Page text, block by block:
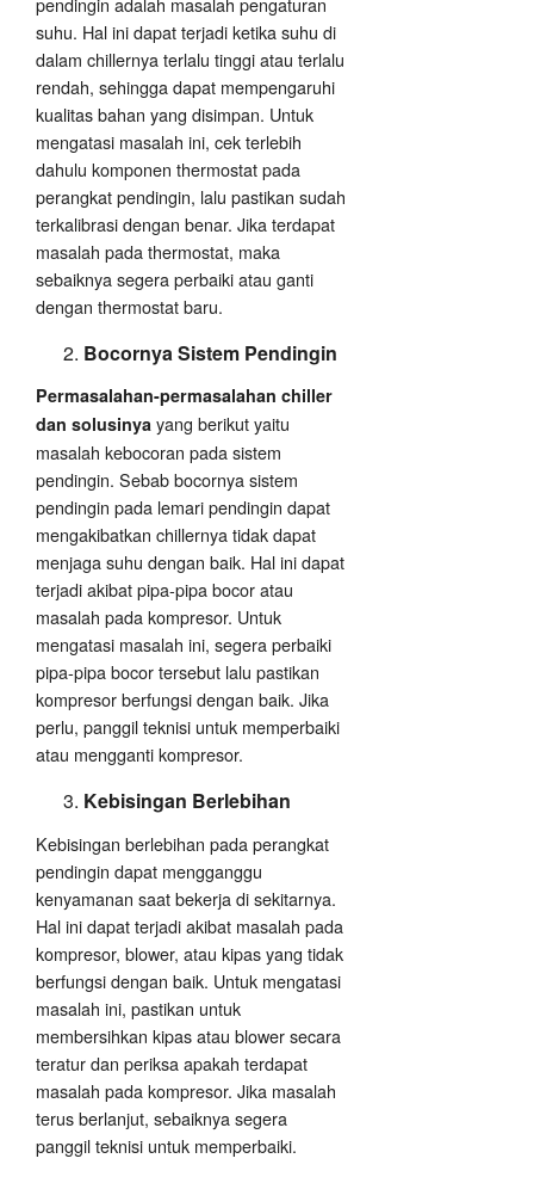
suhu. Hal ini dapat terjadi ketika suhu di
dalam chillernya terlalu tinggi atau terlalu
rendah, sehingga dapat mempengaruhi
kualitas bahan yang disimpan. Untuk
mengatasi masalah ini, cek terlebih
dahulu komponen thermostat pada
perangkat pendingin, lalu pastikan sudah
terkalibrasi dengan benar. Jika terdapat
masalah pada thermostat, maka
sebaiknya segera perbaiki atau ganti
dengan thermostat baru.
Bocornya Sistem Pendingin
Permasalahan-permasalahan chiller
dan solusinya yang berikut yaitu
masalah kebocoran pada sistem
pendingin. Sebab bocornya sistem
pendingin pada lemari pendingin dapat
mengakibatkan chillernya tidak dapat
menjaga suhu dengan baik. Hal ini dapat
terjadi akibat pipa-pipa bocor atau
masalah pada kompresor. Untuk
mengatasi masalah ini, segera perbaiki
pipa-pipa bocor tersebut lalu pastikan
kompresor berfungsi dengan baik. Jika
perlu, panggil teknisi untuk memperbaiki
atau mengganti kompresor.
Kebisingan Berlebihan
Kebisingan berlebihan pada perangkat
pendingin dapat mengganggu
kenyamanan saat bekerja di sekitarnya.
Hal ini dapat terjadi akibat masalah pada
kompresor, blower, atau kipas yang tidak
berfungsi dengan baik. Untuk mengatasi
masalah ini, pastikan untuk
membersihkan kipas atau blower secara
teratur dan periksa apakah terdapat
masalah pada kompresor. Jika masalah
terus berlanjut, sebaiknya segera
panggil teknisi untuk memperbaiki.